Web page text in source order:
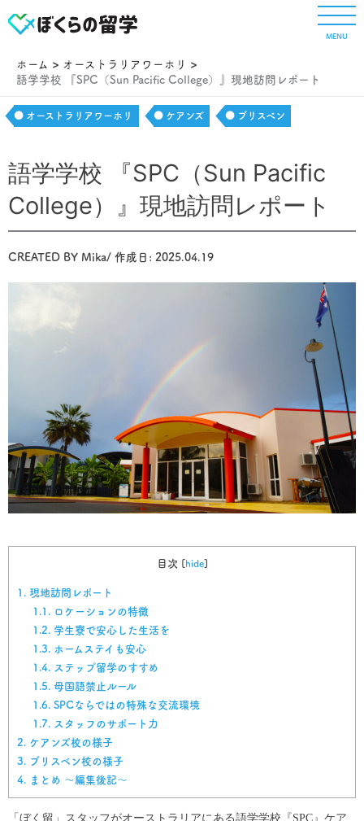
容
プ
MENU
ホーム
オーストラリアワーホリ
語学学校 『SPC（Sun Pacific College）』現地訪問レポート
オーストラリアワーホリ ケアンズ ブリスベン
語学学校 『SPC（Sun Pacific
College）』現地訪問レポート
CREATED BY Mika/ 作成日: 2025.04.19
目次 [hide]
1. 現地訪問レポート
1.1. ロケーションの特徴
1.2. 学生寮で安心した生活を
1.3. ホームステイも安心
1.4. ステップ留学のすすめ
1.5. 母国語禁止ルール
1.6. SPCならではの特殊な交流環境
1.7. スタッフのサポート力
2. ケアンズ校の様子
3. ブリスベン校の様子
4. まとめ 〜編集後記〜
「ぼく留」スタッフがオーストラリアにある語学学校『SPC』ケア